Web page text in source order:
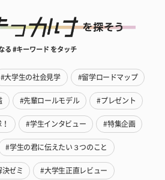
る #キーワード をタッチ
#大学生の社会見学 #留学ロードマップ
#先輩ロールモデル #プレゼント
#学生インタビュー #特集企画
#学生の君に伝えたい３つのこと
決ゼミ #大学生正直レビュー